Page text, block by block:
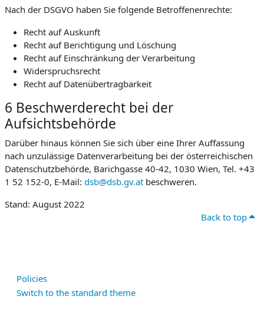
Nach der DSGVO haben Sie folgende Betroffenenrechte:
Recht auf Auskunft
Recht auf Berichtigung und Löschung
Recht auf Einschränkung der Verarbeitung
Widerspruchsrecht
Recht auf Datenübertragbarkeit
6 Beschwerderecht bei der
Aufsichtsbehörde
Darüber hinaus können Sie sich über eine Ihrer Auffassung
nach unzulässige Datenverarbeitung bei der österreichischen
Datenschutzbehörde, Barichgasse 40-42, 1030 Wien, Tel. +43
1 52 152-0, E-Mail: dsb@dsb.gv.at beschweren.
Stand: August 2022
Back to top
Policies
Switch to the standard theme